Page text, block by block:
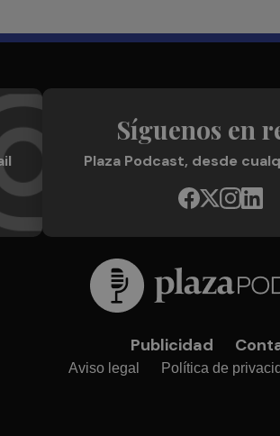
Síguenos en
Plaza Podcast, desde
Publicidad
Aviso legal Política de